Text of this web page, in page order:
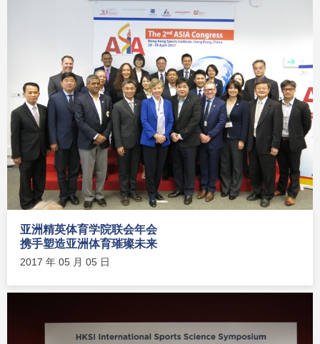
亚洲精英体育学院联会年会
携手塑造亚洲体育璀璨未来
2017 年 05 月 05 日